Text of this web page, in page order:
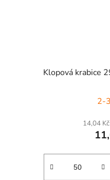
Klopová krabice
2-
14,04